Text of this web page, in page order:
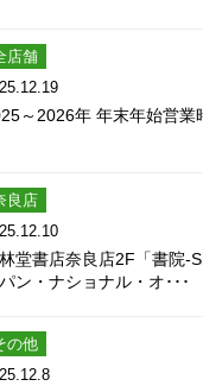
店舗
～2026年 年末年始営業
良店
堂書店奈良店2F「書院-
ン・ナショナル・オ･･･
の他